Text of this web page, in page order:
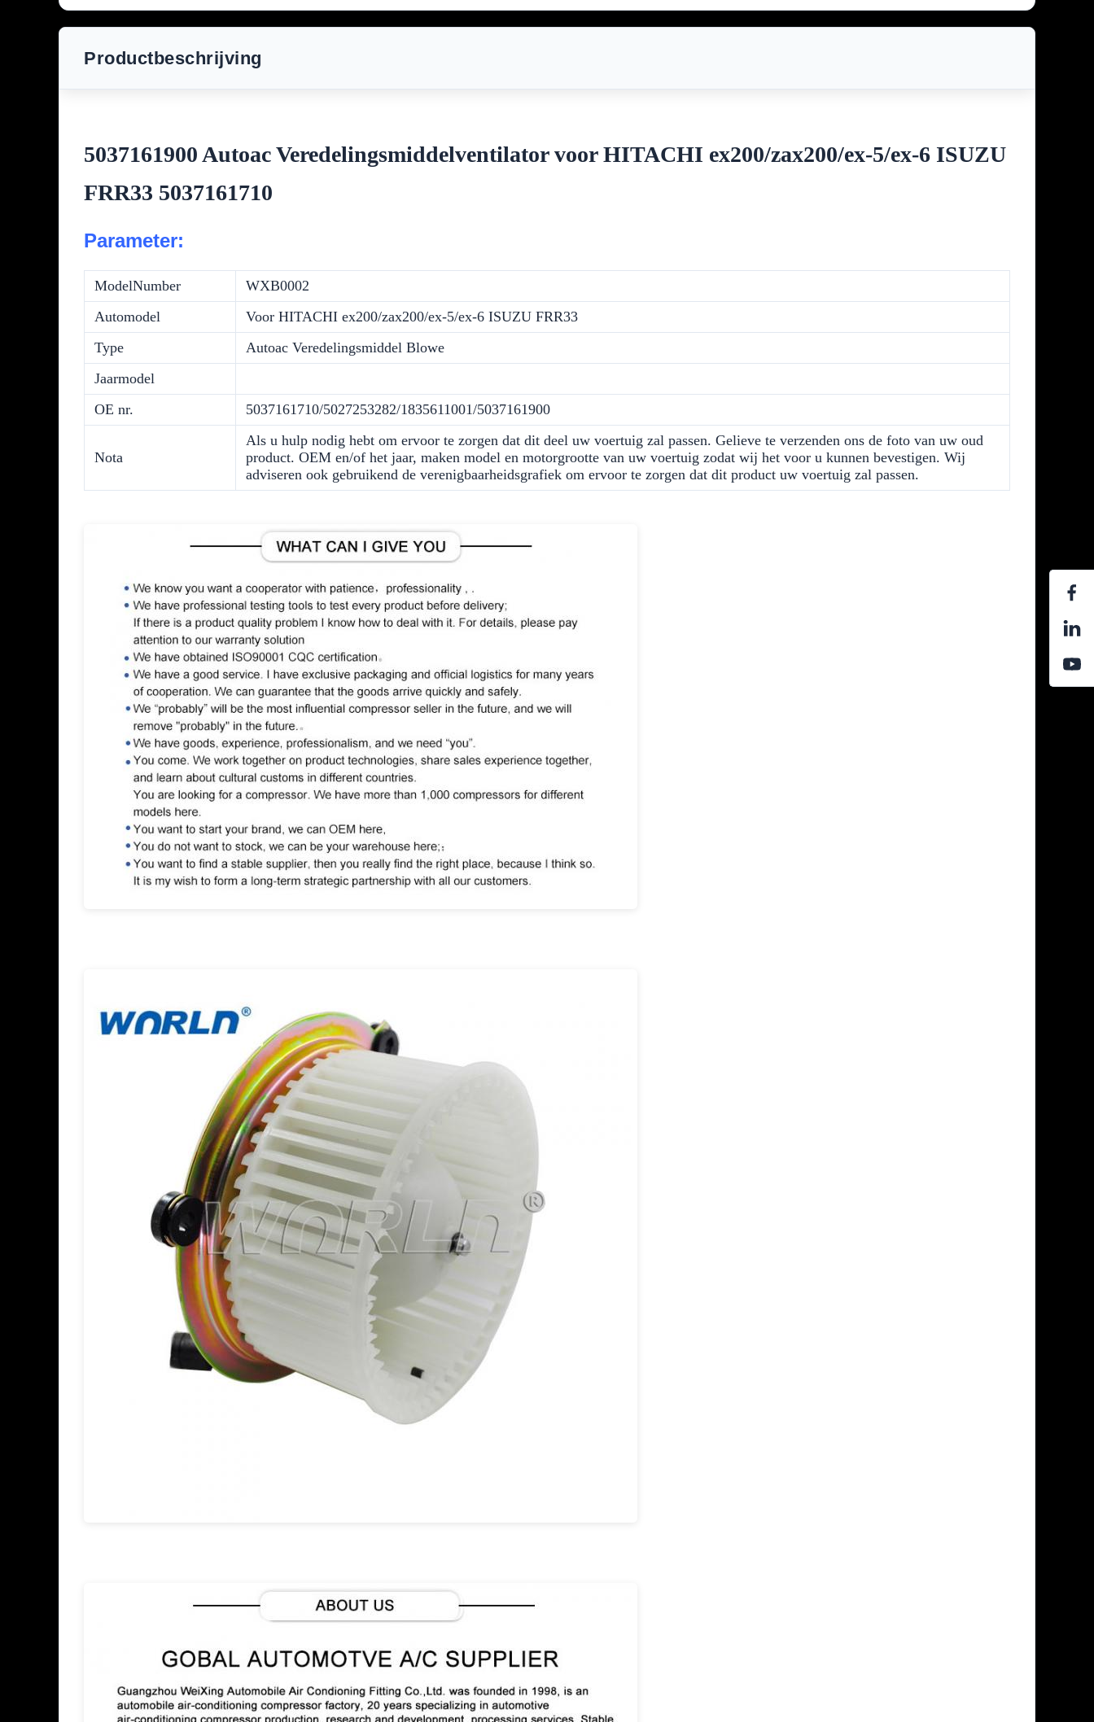
Productbeschrijving
5037161900 Autoac Veredelingsmiddelventilator voor HITACHI ex200/zax200/ex-5/ex-6 ISUZU
FRR33 5037161710
Parameter:
ModelNumber
WXB0002
Automodel
Voor HITACHI ex200/zax200/ex-5/ex-6 ISUZU FRR33
Type
Autoac Veredelingsmiddel Blowe
Jaarmodel
OE nr.
5037161710/5027253282/1835611001/5037161900
Nota
Als u hulp nodig hebt om ervoor te zorgen dat dit deel uw voertuig zal passen. Gelieve te verzenden ons de foto van uw oud
product. OEM en/of het jaar, maken model en motorgrootte van uw voertuig zodat wij het voor u kunnen bevestigen. Wij
adviseren ook gebruikend de verenigbaarheidsgrafiek om ervoor te zorgen dat dit product uw voertuig zal passen.